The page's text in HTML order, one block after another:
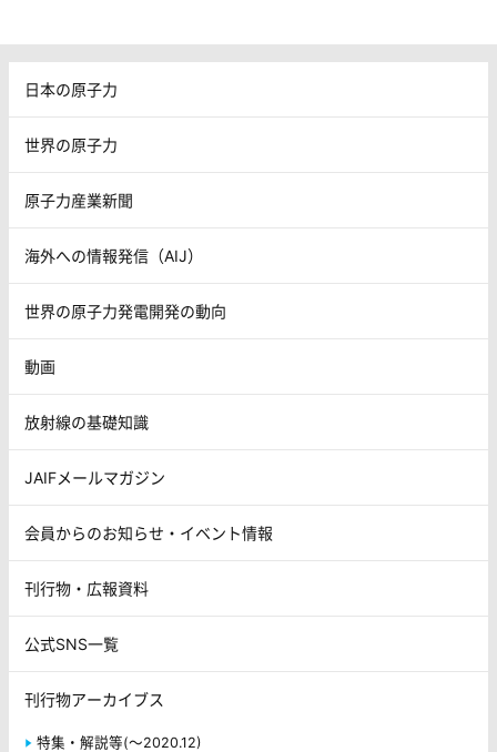
日本の原子力
世界の原子力
原子力産業新聞
海外への情報発信（AIJ）
世界の原子力発電開発の動向
動画
放射線の基礎知識
JAIFメールマガジン
会員からのお知らせ・イベント情報
刊行物・広報資料
公式SNS一覧
刊行物アーカイブス
特集・解説等(～2020.12)